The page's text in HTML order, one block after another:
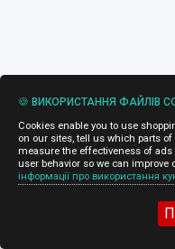
🍪 ВИКОРИСТАННЯ ФАЙЛІВ
Cookies enable you to use
on our sites, tell us which parts
measure the effectiveness of
user behavior so we can
інформації про використання